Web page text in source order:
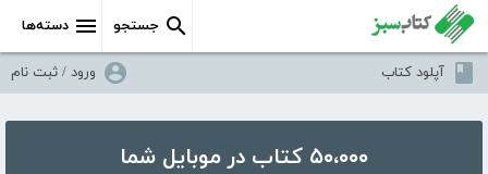
دسته‌ها جستجو
آپلود کتاب ورود / ثبت نام
۵۰،۰۰۰ کتاب در موبایل شما